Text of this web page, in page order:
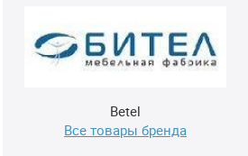
Betel
Все товары бренда